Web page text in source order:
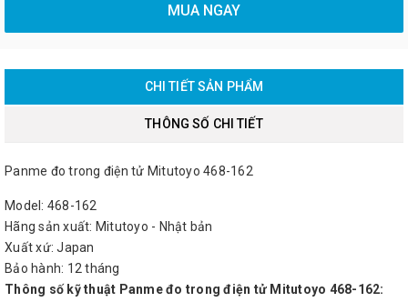
MUA NGAY
CHI TIẾT SẢN PHẨM
THÔNG SỐ CHI TIẾT
Panme đo trong điện tử Mitutoyo 468-162
Model: 468-162
Hãng sản xuất: Mitutoyo - Nhật bản
Xuất xứ: Japan
Bảo hành: 12 tháng
Thông số kỹ thuật Panme đo trong điện tử Mitutoyo 468-162: